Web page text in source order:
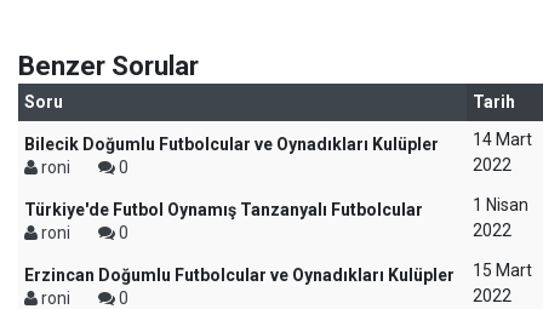
Benzer Sorular
Soru Tarih
Bilecik Doğumlu Futbolcular ve Oynadıkları Kulüpler
roni
0
14 Mart
2022
Türkiye'de Futbol Oynamış Tanzanyalı Futbolcular
roni
0
1 Nisan
2022
Erzincan Doğumlu Futbolcular ve Oynadıkları Kulüpler
roni
0
15 Mart
2022